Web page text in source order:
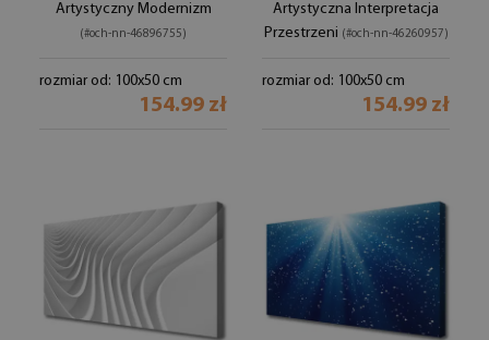
Artystyczny Modernizm
(#och-nn-46896755)
rozmiar od: 100x50 cm
154.99 zł
Artystyczna Interpretacja
Przestrzeni (#och-nn-46260957)
rozmiar od: 100x50 cm
154.99 zł